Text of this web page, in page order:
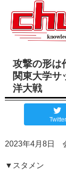
攻撃の形は
関東大学サ
洋大戦
Twitter
2023年4月8日
▼スタメン